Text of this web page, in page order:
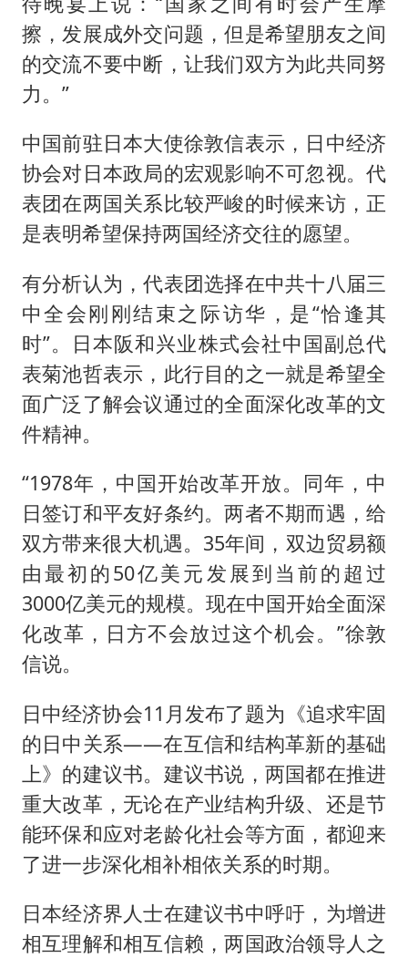
擦，发展成外交问题，但是希望朋友之间
的交流不要中断，让我们双方为此共同努
力。”
中国前驻日本大使徐敦信表示，日中经济
协会对日本政局的宏观影响不可忽视。代
表团在两国关系比较严峻的时候来访，正
是表明希望保持两国经济交往的愿望。
有分析认为，代表团选择在中共十八届三
中全会刚刚结束之际访华，是“恰逢其
时”。日本阪和兴业株式会社中国副总代
表菊池哲表示，此行目的之一就是希望全
面广泛了解会议通过的全面深化改革的文
件精神。
“1978年，中国开始改革开放。同年，中
日签订和平友好条约。两者不期而遇，给
双方带来很大机遇。35年间，双边贸易额
由最初的50亿美元发展到当前的超过
3000亿美元的规模。现在中国开始全面深
化改革，日方不会放过这个机会。”徐敦
信说。
日中经济协会11月发布了题为《追求牢固
的日中关系——在互信和结构革新的基础
上》的建议书。建议书说，两国都在推进
重大改革，无论在产业结构升级、还是节
能环保和应对老龄化社会等方面，都迎来
了进一步深化相补相依关系的时期。
日本经济界人士在建议书中呼吁，为增进
相互理解和相互信赖，两国政治领导人之